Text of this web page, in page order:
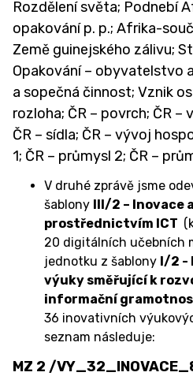
Rozdělení světa; Podnebí
opakování p. p.; Afrika-
Země guinejského zálivu;
Opakování – obyvatelstvo
a sopečná činnost; Vznik
rozloha; ČR – povrch; ČR –
ČR – sídla; ČR – vývoj
1; ČR – průmysl 2; ČR –
V druhé zprávě jsme
šablony III/2 – Inovace
prostřednictvím ICT
20 digitálních učebních
jednotku z šablony I/2 -
výuky směřující k
informační
36 inovativních
seznam následuje:
MZ 2 /